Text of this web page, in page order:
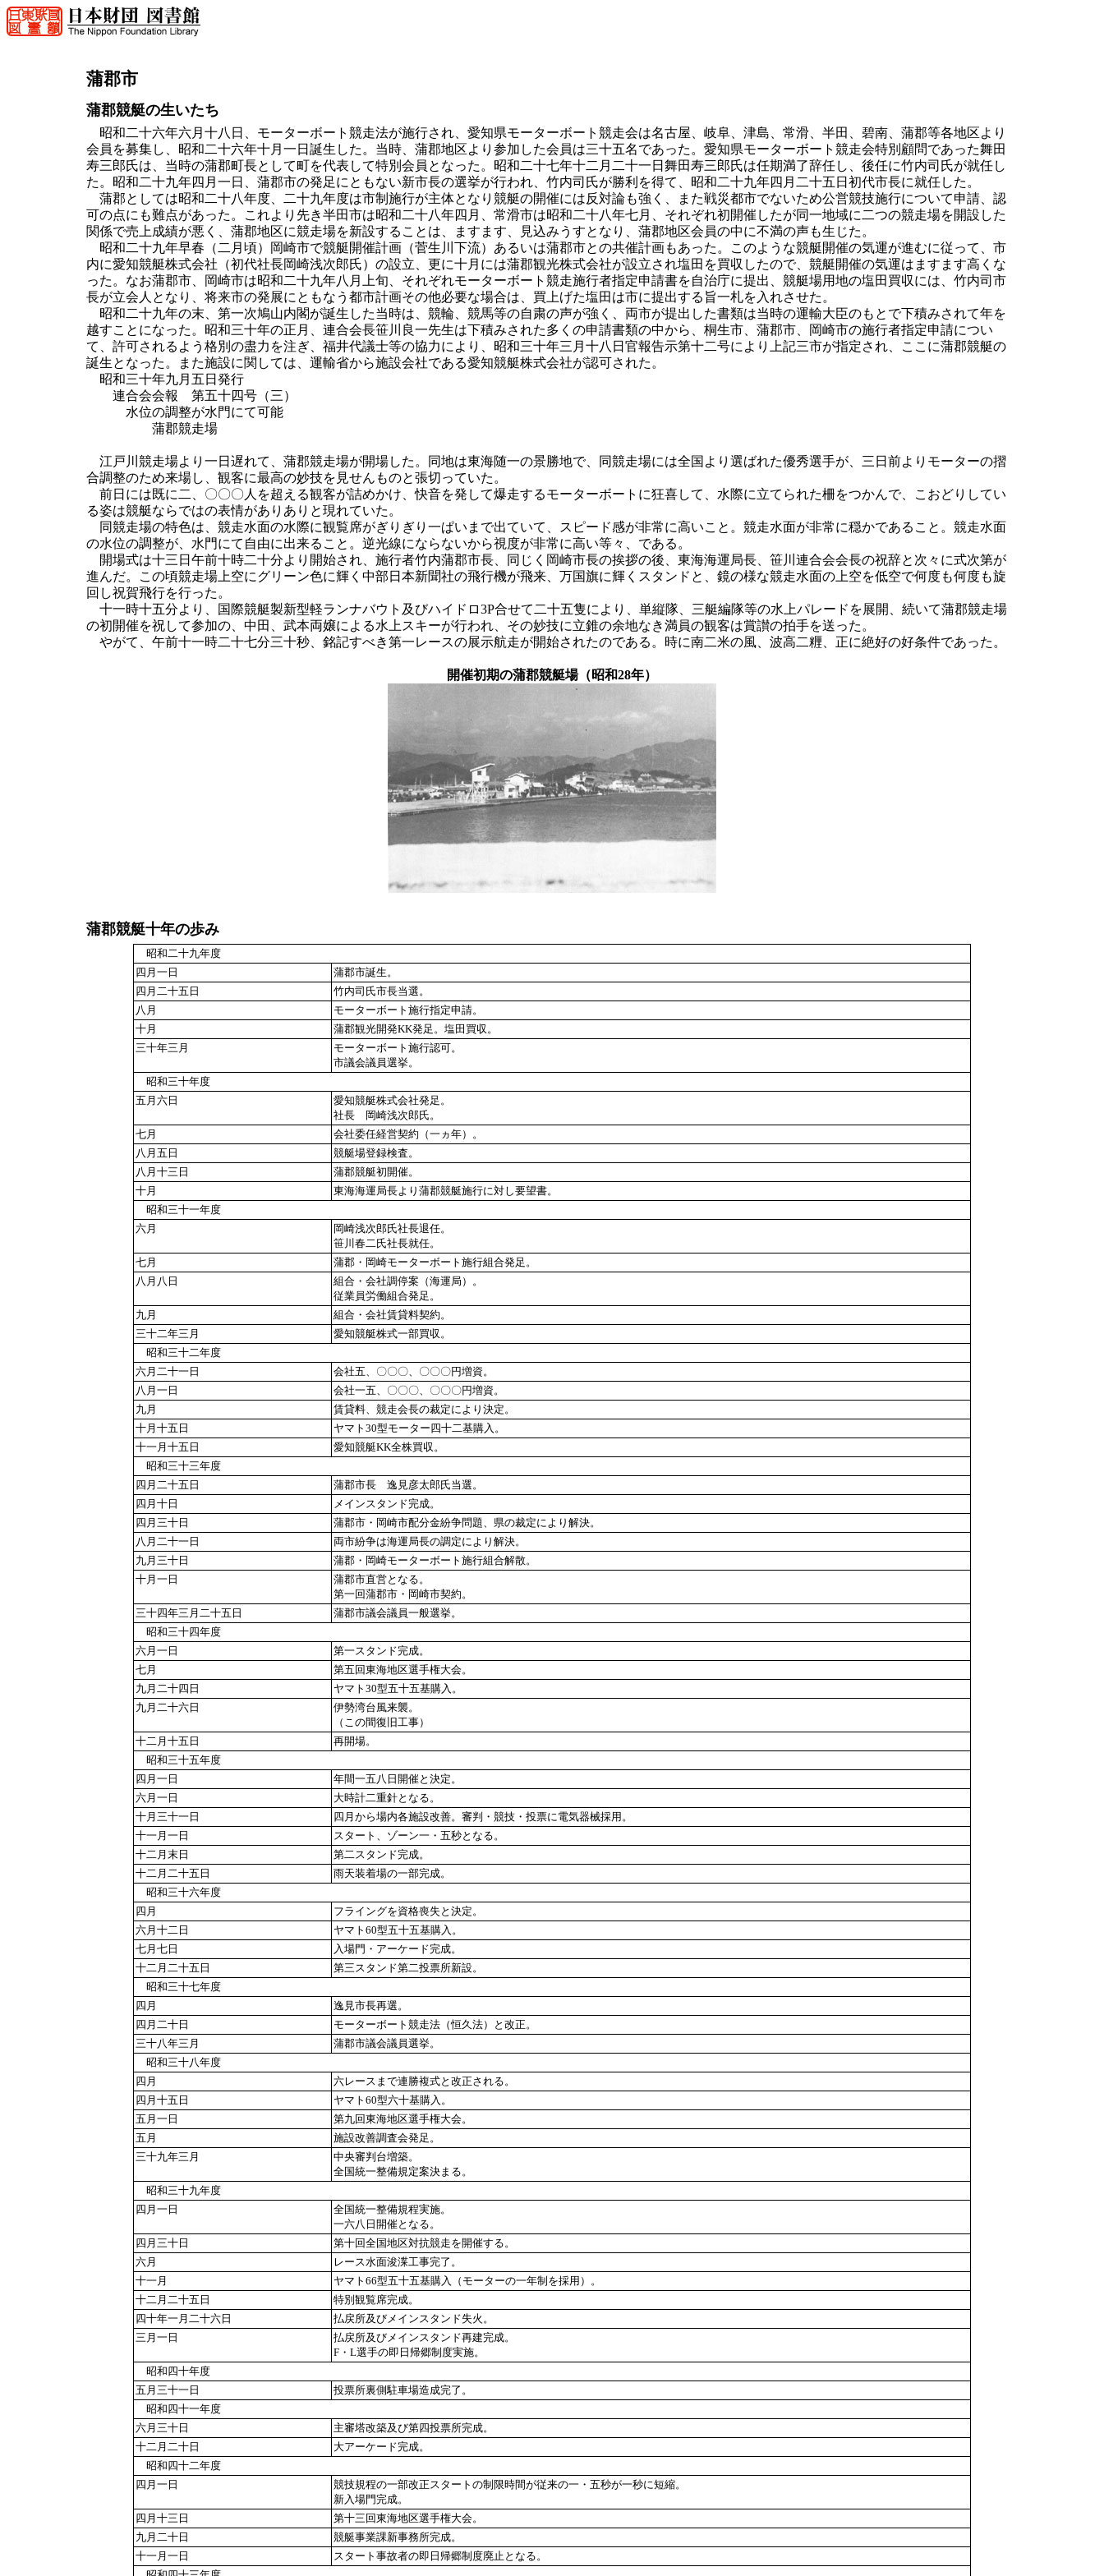
蒲郡市
蒲郡競艇の生いたち
昭和二十六年六月十八日、モーターボート競走法が施行され、愛知県モーターボート競走会は名古屋、岐阜、津島、常滑、半田、碧南、蒲郡等各地区より
会員を募集し、昭和二十六年十月一日誕生した。当時、蒲郡地区より参加した会員は三十五名であった。愛知県モーターボート競走会特別顧問であった舞田
寿三郎氏は、当時の蒲郡町長として町を代表して特別会員となった。昭和二十七年十二月二十一日舞田寿三郎氏は任期満了辞任し、後任に竹内司氏が就任し
た。昭和二十九年四月一日、蒲郡市の発足にともない新市長の選挙が行われ、竹内司氏が勝利を得て、昭和二十九年四月二十五日初代市長に就任した。
蒲郡としては昭和二十八年度、二十九年度は市制施行が主体となり競艇の開催には反対論も強く、また戦災都市でないため公営競技施行について申請、認
可の点にも難点があった。これより先き半田市は昭和二十八年四月、常滑市は昭和二十八年七月、それぞれ初開催したが同一地域に二つの競走場を開設した
関係で売上成績が悪く、蒲郡地区に競走場を新設することは、ますます、見込みうすとなり、蒲郡地区会員の中に不満の声も生じた。
昭和二十九年早春（二月頃）岡崎市で競艇開催計画（菅生川下流）あるいは蒲郡市との共催計画もあった。このような競艇開催の気運が進むに従って、市
内に愛知競艇株式会社（初代社長岡崎浅次郎氏）の設立、更に十月には蒲郡観光株式会社が設立され塩田を買収したので、競艇開催の気運はますます高くな
った。なお蒲郡市、岡崎市は昭和二十九年八月上旬、それぞれモーターボート競走施行者指定申請書を自治庁に提出、競艇場用地の塩田買収には、竹内司市
長が立会人となり、将来市の発展にともなう都市計画その他必要な場合は、買上げた塩田は市に提出する旨一札を入れさせた。
昭和二十九年の末、第一次鳩山内閣が誕生した当時は、競輪、競馬等の自粛の声が強く、両市が提出した書類は当時の運輸大臣のもとで下積みされて年を
越すことになった。昭和三十年の正月、連合会長笹川良一先生は下積みされた多くの申請書類の中から、桐生市、蒲郡市、岡崎市の施行者指定申請につい
て、許可されるよう格別の盡力を注ぎ、福井代議士等の協力により、昭和三十年三月十八日官報告示第十二号により上記三市が指定され、ここに蒲郡競艇の
誕生となった。また施設に関しては、運輸省から施設会社である愛知競艇株式会社が認可された。
昭和三十年九月五日発行
連合会会報 第五十四号（三）
水位の調整が水門にて可能
蒲郡競走場
江戸川競走場より一日遅れて、蒲郡競走場が開場した。同地は東海随一の景勝地で、同競走場には全国より選ばれた優秀選手が、三日前よりモーターの摺
合調整のため来場し、観客に最高の妙技を見せんものと張切っていた。
前日には既に二、〇〇〇人を超える観客が詰めかけ、快音を発して爆走するモーターボートに狂喜して、水際に立てられた柵をつかんで、こおどりしてい
る姿は競艇ならではの表情がありありと現れていた。
同競走場の特色は、競走水面の水際に観覧席がぎりぎり一ぱいまで出ていて、スピード感が非常に高いこと。競走水面が非常に穏かであること。競走水面
の水位の調整が、水門にて自由に出来ること。逆光線にならないから視度が非常に高い等々、である。
開場式は十三日午前十時二十分より開始され、施行者竹内蒲郡市長、同じく岡崎市長の挨拶の後、東海海運局長、笹川連合会会長の祝辞と次々に式次第が
進んだ。この頃競走場上空にグリーン色に輝く中部日本新聞社の飛行機が飛来、万国旗に輝くスタンドと、鏡の様な競走水面の上空を低空で何度も何度も旋
回し祝賀飛行を行った。
十一時十五分より、国際競艇製新型軽ランナバウト及びハイドロ3P合せて二十五隻により、単縦隊、三艇編隊等の水上パレードを展開、続いて蒲郡競走場
の初開催を祝して参加の、中田、武本両嬢による水上スキーが行われ、その妙技に立錐の余地なき満員の観客は賞讃の拍手を送った。
やがて、午前十一時二十七分三十秒、銘記すべき第一レースの展示航走が開始されたのである。時に南二米の風、波高二糎、正に絶好の好条件であった。
開催初期の蒲郡競艇場（昭和28年）
蒲郡競艇十年の歩み
昭和二十九年度
四月一日
蒲郡市誕生。
四月二十五日
竹内司氏市長当選。
八月
モーターボート施行指定申請。
十月
蒲郡観光開発KK発足。塩田買収。
三十年三月
モーターボート施行認可。
市議会議員選挙。
昭和三十年度
五月六日
愛知競艇株式会社発足。
社長 岡崎浅次郎氏。
七月
会社委任経営契約（一ヵ年）。
八月五日
競艇場登録検査。
八月十三日
蒲郡競艇初開催。
十月
東海海運局長より蒲郡競艇施行に対し要望書。
昭和三十一年度
六月
岡崎浅次郎氏社長退任。
笹川春二氏社長就任。
七月
蒲郡・岡崎モーターボート施行組合発足。
八月八日
組合・会社調停案（海運局）。
従業員労働組合発足。
九月
組合・会社賃貸料契約。
三十二年三月
愛知競艇株式一部買収。
昭和三十二年度
六月二十一日
会社五、〇〇〇、〇〇〇円増資。
八月一日
会社一五、〇〇〇、〇〇〇円増資。
九月
賃貸料、競走会長の裁定により決定。
十月十五日
ヤマト30型モーター四十二基購入。
十一月十五日
愛知競艇KK全株買収。
昭和三十三年度
四月二十五日
蒲郡市長 逸見彦太郎氏当選。
四月十日
メインスタンド完成。
四月三十日
蒲郡市・岡崎市配分金紛争問題、県の裁定により解決。
八月二十一日
両市紛争は海運局長の調定により解決。
九月三十日
蒲郡・岡崎モーターボート施行組合解散。
十月一日
蒲郡市直営となる。
第一回蒲郡市・岡崎市契約。
三十四年三月二十五日
蒲郡市議会議員一般選挙。
昭和三十四年度
六月一日
第一スタンド完成。
七月
第五回東海地区選手権大会。
九月二十四日
ヤマト30型五十五基購入。
九月二十六日
伊勢湾台風来襲。
（この間復旧工事）
十二月十五日
再開場。
昭和三十五年度
四月一日
年間一五八日開催と決定。
六月一日
大時計二重針となる。
十月三十一日
四月から場内各施設改善。審判・競技・投票に電気器械採用。
十一月一日
スタート、ゾーン一・五秒となる。
十二月末日
第二スタンド完成。
十二月二十五日
雨天装着場の一部完成。
昭和三十六年度
四月
フライングを資格喪失と決定。
六月十二日
ヤマト60型五十五基購入。
七月七日
入場門・アーケード完成。
十二月二十五日
第三スタンド第二投票所新設。
昭和三十七年度
四月
逸見市長再選。
四月二十日
モーターボート競走法（恒久法）と改正。
三十八年三月
蒲郡市議会議員選挙。
昭和三十八年度
四月
六レースまで連勝複式と改正される。
四月十五日
ヤマト60型六十基購入。
五月一日
第九回東海地区選手権大会。
五月
施設改善調査会発足。
三十九年三月
中央審判台増築。
全国統一整備規定案決まる。
昭和三十九年度
四月一日
全国統一整備規程実施。
一六八日開催となる。
四月三十日
第十回全国地区対抗競走を開催する。
六月
レース水面浚渫工事完了。
十一月
ヤマト66型五十五基購入（モーターの一年制を採用）。
十二月二十五日
特別観覧席完成。
四十年一月二十六日
払戻所及びメインスタンド失火。
三月一日
払戻所及びメインスタンド再建完成。
F・L選手の即日帰郷制度実施。
昭和四十年度
五月三十一日
投票所裏側駐車場造成完了。
昭和四十一年度
六月三十日
主審塔改築及び第四投票所完成。
十二月二十日
大アーケード完成。
昭和四十二年度
四月一日
競技規程の一部改正スタートの制限時間が従来の一・五秒が一秒に短縮。
新入場門完成。
四月十三日
第十三回東海地区選手権大会。
九月二十日
競艇事業課新事務所完成。
十一月一日
スタート事故者の即日帰郷制度廃止となる。